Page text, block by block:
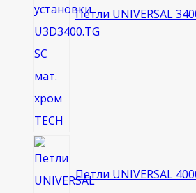
Петли UNIVERSAL
Петли UNIVERSAL